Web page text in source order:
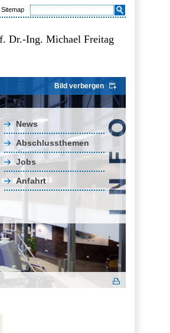
Sitemap
Dr.-Ing. Michael Freitag
Bild verbergen
News
Abschlussthemen
Jobs
Anfahrt